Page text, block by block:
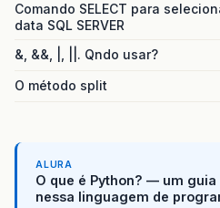
Comando SELECT para
data SQL SERVER
&, &&, |, ||. Qndo usar?
O método split
ALURA
O que é Python? — um
nessa linguagem de